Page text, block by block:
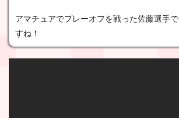
アマチュアでプレーオフを戦った佐藤選手で
すね！